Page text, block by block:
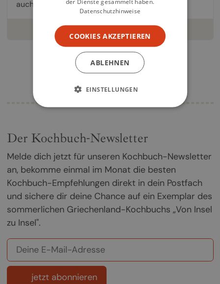
auch das Buch! Im...
weiterlesen
Der Kochbuch-Newsletter
Melde dich jetzt für unseren Kochbuch-Newsletter
an, bekomme einmal im Monat die besten
Kochbuch-Empfehlungen direkt in dein Postfach
und sichere dir deine Chance auf ein Exemplar des
sommerlichen Griechenland-Kochbuchs „Von Insel
zu Insel".
jetzt abonnieren
Datenschutzhinweise
COOKIES AKZEPTIEREN
ABLEHNEN
EINSTELLUNGEN